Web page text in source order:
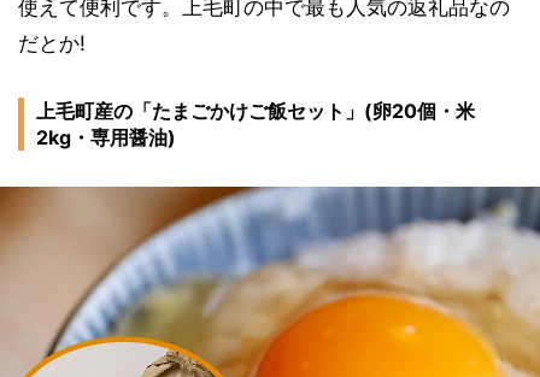
使えて便利です。上毛町の中で最も人気の返礼品なの
だとか!
上毛町産の「たまごかけご飯セット」(卵20個・米
2kg・専用醤油)